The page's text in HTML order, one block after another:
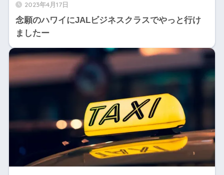
2023年4月17日
念願のハワイにJALビジネスクラスでやっと行け
ましたー